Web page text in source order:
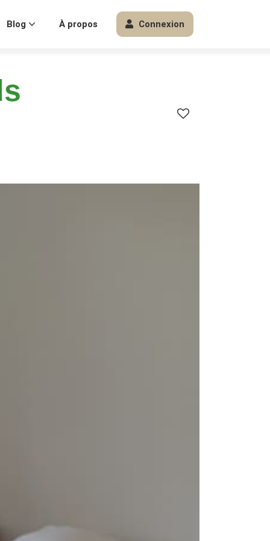
Blog À propos Connexion